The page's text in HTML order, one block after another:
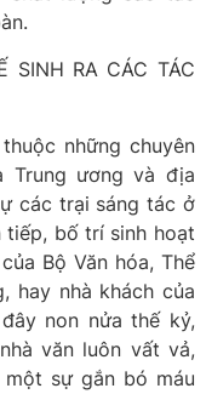
SINH RA CÁC TÁC
những chuyên
Trung ương và địa
các trại sáng tác ở
bố trí sinh hoạt
Bộ Văn hóa, Thể
hay nhà khách của
non nửa thế kỷ,
văn luôn vất vả,
sự gắn bó máu